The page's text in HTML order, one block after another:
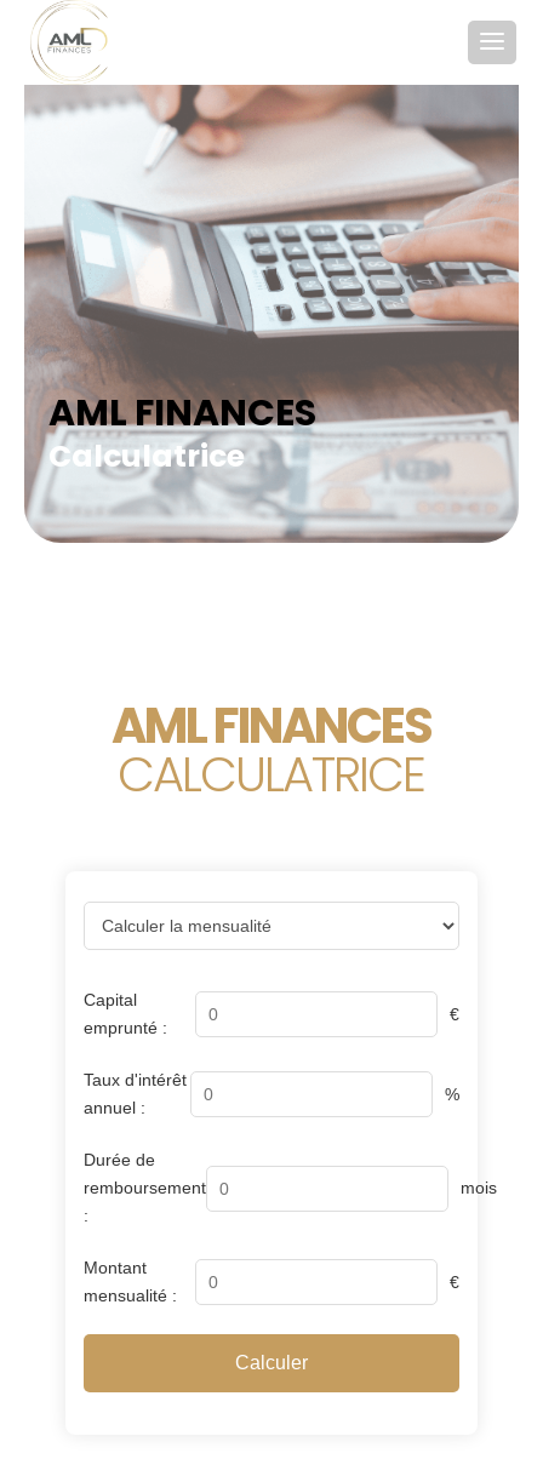
AML FINANCES
Calculatrice
AML FINANCES
CALCULATRICE
Capital
emprunté :
€
Taux d'intérêt
annuel :
%
Durée de
remboursement
:
mois
Montant
mensualité :
€
Calculer